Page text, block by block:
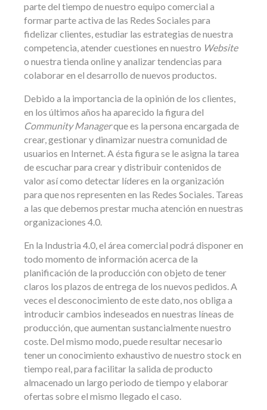
parte del tiempo de nuestro equipo comercial a
formar parte activa de las Redes Sociales para
fidelizar clientes, estudiar las estrategias de nuestra
competencia, atender cuestiones en nuestro Website
o nuestra tienda online y analizar tendencias para
colaborar en el desarrollo de nuevos productos.
Debido a la importancia de la opinión de los clientes,
en los últimos años ha aparecido la figura del
Community Managerque es la persona encargada de
crear, gestionar y dinamizar nuestra comunidad de
usuarios en Internet. A ésta figura se le asigna la tarea
de escuchar para crear y distribuir contenidos de
valor así como detectar líderes en la organización
para que nos representen en las Redes Sociales. Tareas
a las que debemos prestar mucha atención en nuestras
organizaciones 4.0.
En la Industria 4.0, el área comercial podrá disponer en
todo momento de información acerca de la
planificación de la producción con objeto de tener
claros los plazos de entrega de los nuevos pedidos. A
veces el desconocimiento de este dato, nos obliga a
introducir cambios indeseados en nuestras líneas de
producción, que aumentan sustancialmente nuestro
coste. Del mismo modo, puede resultar necesario
tener un conocimiento exhaustivo de nuestro stock en
tiempo real, para facilitar la salida de producto
almacenado un largo periodo de tiempo y elaborar
ofertas sobre el mismo llegado el caso.